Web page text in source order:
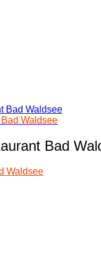
Bad Waldsee
Waldsee
Bad